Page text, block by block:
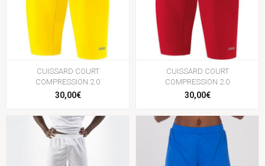
CUISSARD COURT
COMPRESSION 2.0
30,00€
CUISSARD COURT
COMPRESSION 2.0
30,00€